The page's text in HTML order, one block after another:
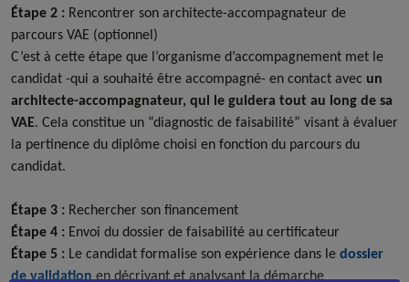
Étape 2 : Rencontrer son architecte-accompagnateur de
parcours VAE (optionnel)
C’est à cette étape que l’organisme d’accompagnement met le
candidat -qui a souhaité être accompagné- en contact avec un
architecte-accompagnateur, qui le guidera tout au long de sa
VAE. Cela constitue un “diagnostic de faisabilité” visant à évaluer
la pertinence du diplôme choisi en fonction du parcours du
candidat.
Étape 3 : Rechercher son financement
Étape 4 : Envoi du dossier de faisabilité au certificateur
Étape 5 : Le candidat formalise son expérience dans le dossier
de validationen décrivant et analysant la démarche